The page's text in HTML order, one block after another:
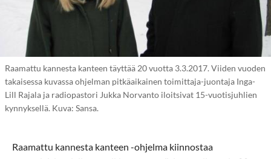
Raamattu kannesta kanteen täyttää 20 vuotta 3.3.2017. Viiden vuoden
takaisessa kuvassa ohjelman pitkäaikainen toimittaja-juontaja Inga-
Lill Rajala ja radiopastori Jukka Norvanto iloitsivat 15-vuotisjuhlien
kynnyksellä. Kuva: Sansa.
Raamattu kannesta kanteen -ohjelma kiinnostaa